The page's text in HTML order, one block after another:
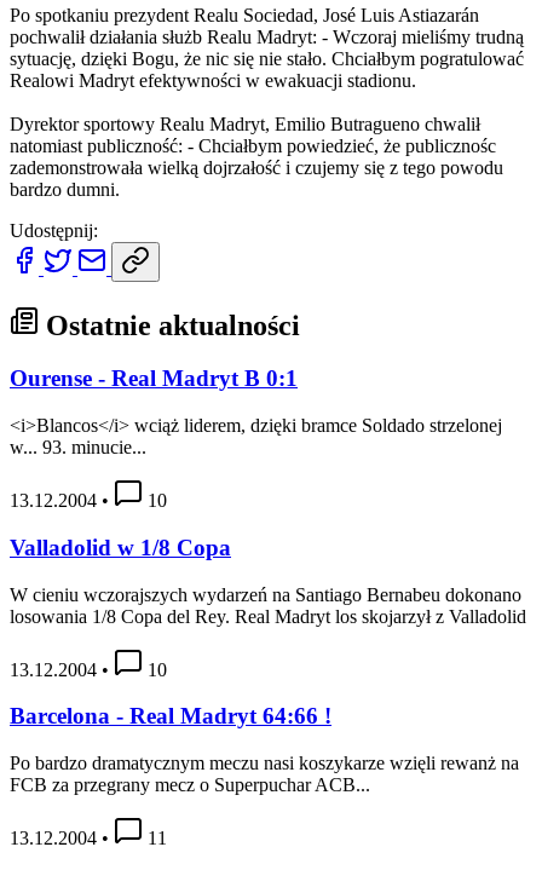
Po spotkaniu prezydent Realu Sociedad, José Luis Astiazarán
pochwalił działania służb Realu Madryt: - Wczoraj mieliśmy trudną
sytuację, dzięki Bogu, że nic się nie stało. Chciałbym pogratulować
Realowi Madryt efektywności w ewakuacji stadionu.
Dyrektor sportowy Realu Madryt, Emilio Butragueno chwalił
natomiast publiczność: - Chciałbym powiedzieć, że publicznośc
zademonstrowała wielką dojrzałość i czujemy się z tego powodu
bardzo dumni.
Udostępnij:
Ostatnie aktualności
Ourense - Real Madryt B 0:1
<i>Blancos</i> wciąż liderem, dzięki bramce Soldado strzelonej
w... 93. minucie...
13.12.2004 • 10
Valladolid w 1/8 Copa
W cieniu wczorajszych wydarzeń na Santiago Bernabeu dokonano
losowania 1/8 Copa del Rey. Real Madryt los skojarzył z Valladolid
13.12.2004 • 10
Barcelona - Real Madryt 64:66 !
Po bardzo dramatycznym meczu nasi koszykarze wzięli rewanż na
FCB za przegrany mecz o Superpuchar ACB...
13.12.2004 • 11